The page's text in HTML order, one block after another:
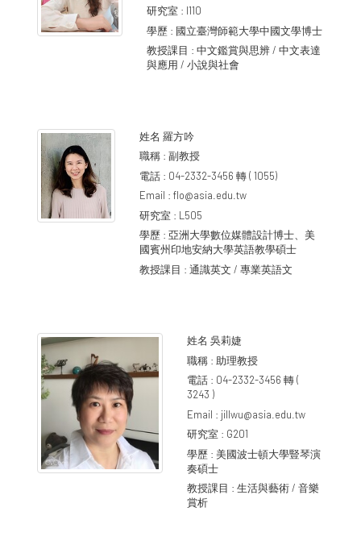
研究室 : I110
學歷 : 國立臺灣師範大學中國文學博士
教授課目 : 中文鑑賞與思辨 / 中文表達
與應用 / 小說與社會
姓名 羅方吟
職稱 : 副教授
電話 : 04-2332-3456 轉 ( 1055)
Email : flo@asia.edu.tw
研究室 : L505
學歷 : 亞洲大學數位媒體設計博士、美
國賓州印地安納大學英語教學碩士
教授課目 : 通識英文 / 專業英語文
姓名 吳莉婕
職稱 : 助理教授
電話 : 04-2332-3456 轉 (
3243 )
Email : jillwu@asia.edu.tw
研究室 : G201
學歷 : 美國波士頓大學豎琴演
奏碩士
教授課目 : 生活與藝術 / 音樂
賞析